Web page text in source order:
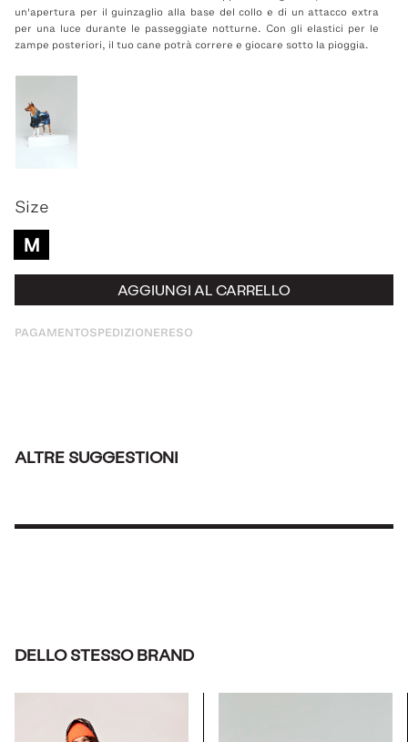
un'apertura per il guinzaglio alla base del collo e di un attacco extra
per una luce durante le passeggiate notturne. Con gli elastici per le
zampe posteriori, il tuo cane potrà correre e giocare sotto la pioggia.
Size
M
AGGIUNGI AL CARRELLO
PAGAMENTOSPEDIZIONE RESO
ALTRE SUGGESTIONI
DELLO STESSO BRAND